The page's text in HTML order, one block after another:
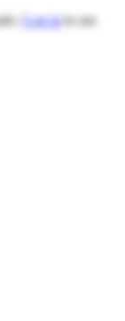
| Log into see